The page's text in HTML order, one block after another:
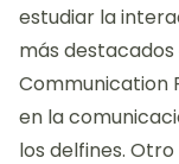
estudiar la
más
Communication
en la
los delfines.